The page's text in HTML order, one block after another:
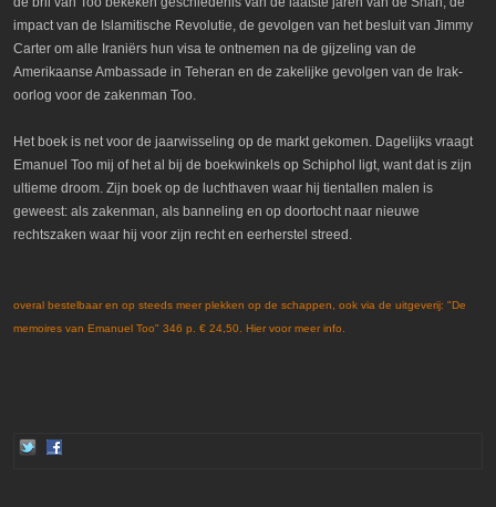
impact van de Islamitische Revolutie, de gevolgen van het besluit van Jimmy
Carter om alle Iraniërs hun visa te ontnemen na de gijzeling van de
Amerikaanse Ambassade in Teheran en de zakelijke gevolgen van de Irak-
oorlog voor de zakenman Too.
Het boek is net voor de jaarwisseling op de markt gekomen. Dagelijks vraagt
Emanuel Too mij of het al bij de boekwinkels op Schiphol ligt, want dat is zijn
ultieme droom. Zijn boek op de luchthaven waar hij tientallen malen is
geweest: als zakenman, als banneling en op doortocht naar nieuwe
rechtszaken waar hij voor zijn recht en eerherstel streed.
overal bestelbaar en op steeds meer plekken op de schappen, ook via de uitgeverij: "De
memoires van Emanuel Too" 346 p. € 24,50. Hier voor meer info.